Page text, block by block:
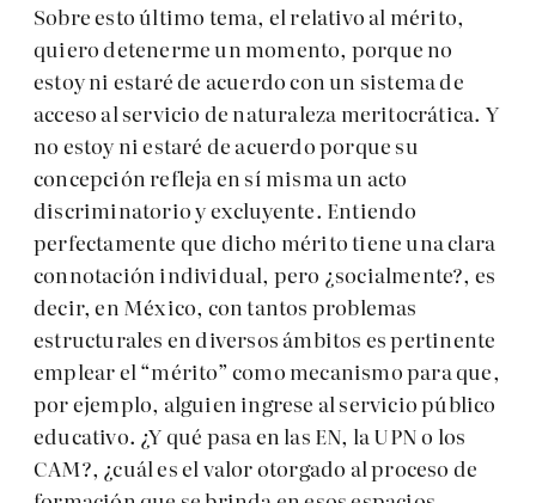
Sobre esto último tema, el relativo al mérito,
quiero detenerme un momento, porque no
estoy ni estaré de acuerdo con un sistema de
acceso al servicio de naturaleza meritocrática. Y
no estoy ni estaré de acuerdo porque su
concepción refleja en sí misma un acto
discriminatorio y excluyente. Entiendo
perfectamente que dicho mérito tiene una clara
connotación individual, pero ¿socialmente?, es
decir, en México, con tantos problemas
estructurales en diversos ámbitos es pertinente
emplear el “mérito” como mecanismo para que,
por ejemplo, alguien ingrese al servicio público
educativo. ¿Y qué pasa en las EN, la UPN o los
CAM?, ¿cuál es el valor otorgado al proceso de